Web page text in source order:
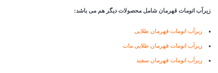
زیرآب اتومات قهرمان شامل محصولات دیگر هم می باشد:
زیرآب اتومات قهرمان طلایی
زیرآب اتومات قهرمان طلایی مات
زیرآب اتومات قهرمان سفید